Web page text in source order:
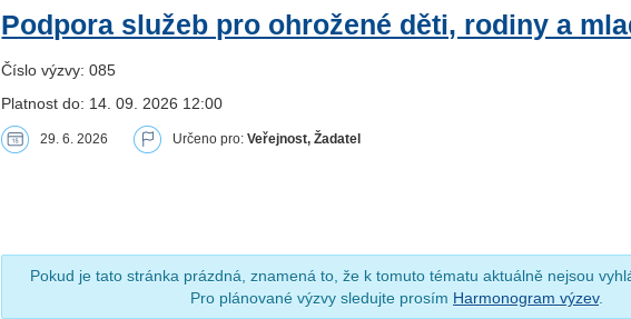
Podpora služeb pro ohrožené děti, rodiny a
Číslo výzvy: 085
Platnost do: 14. 09. 2026 12:00
29. 6. 2026 Určeno pro:Veřejnost, Žadatel
Pokud je tato stránka prázdná, znamená to, že k tomuto tématu aktuálně nejsou
Pro plánované výzvy sledujte prosím Harmonogram výzev.